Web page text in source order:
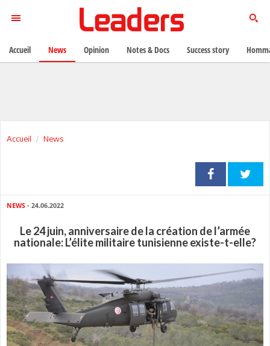
Accueil News
NEWS - 24.06.2022
Le 24 juin, anniversaire de la création de l’armée
nationale: L’élite militaire tunisienne existe-t-elle?
Accueil News Opinion Notes & Docs Success story